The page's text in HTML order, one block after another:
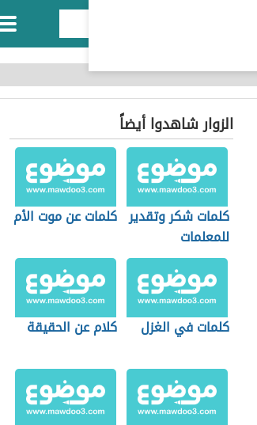
الزوار شاهدوا أيضاً
كلمات شكر وتقدير
للمعلمات
كلمات عن موت الأم
كلمات في الغزل كلام عن الحقيقة